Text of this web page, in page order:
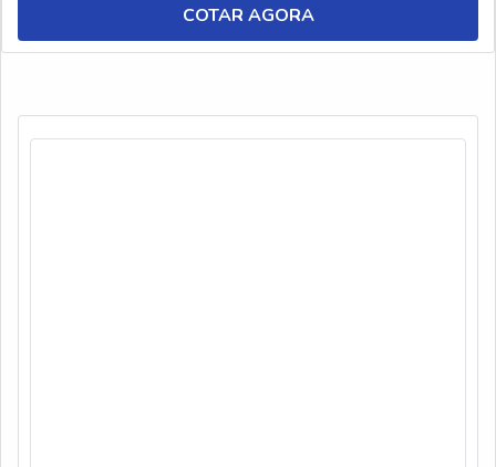
higienizado. No entanto, é fundamental conhecer cada tipo de
fluido de corte e suas respectivas ap...
COTAR AGORA